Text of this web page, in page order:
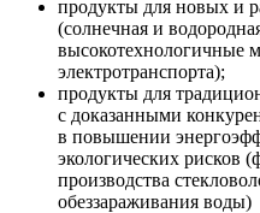
продукты для новых и
(солнечная и
высокотехнологичные
электротранспорта);
продукты для
с доказанными
в повышении
экологических рисков
производства
обеззараживания воды)